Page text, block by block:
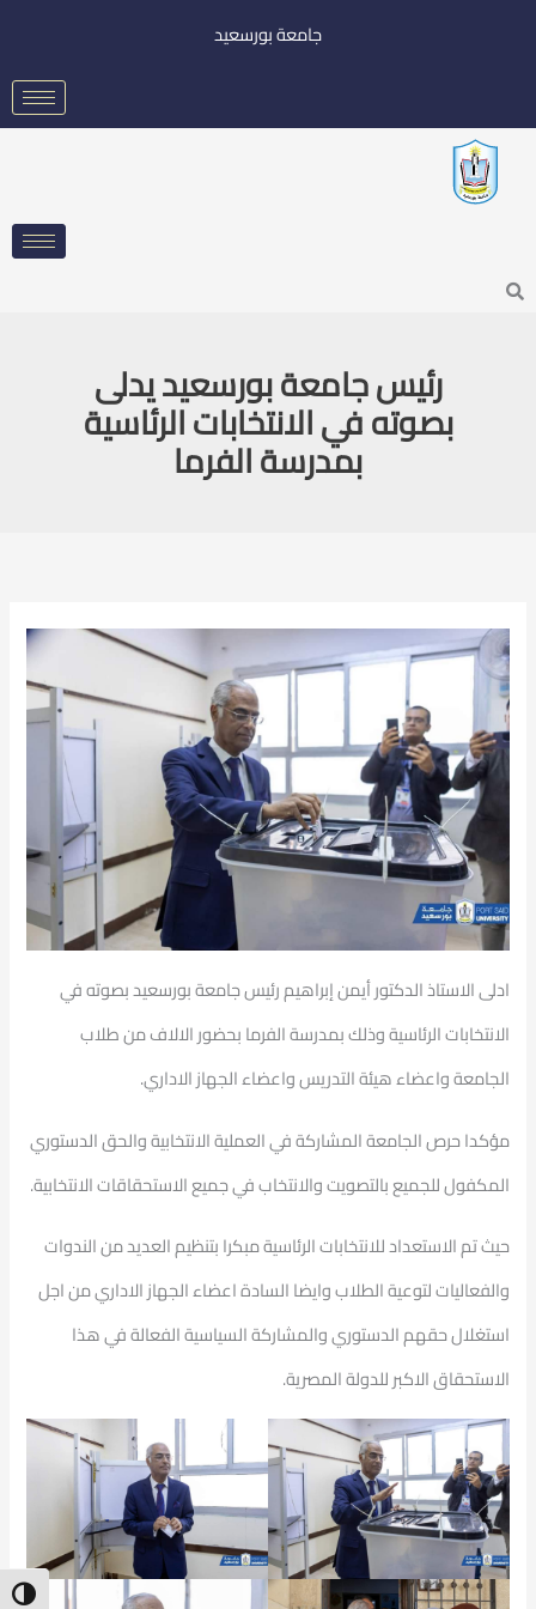
جامعة بورسعيد
Search
رئيس جامعة بورسعيد يدلى
بصوته في الانتخابات الرئاسية
بمدرسة الفرما
ادلى الاستاذ الدكتور أيمن إبراهيم رئيس جامعة بورسعيد بصوته في
الانتخابات الرئاسية وذلك بمدرسة الفرما بحضور الالاف من طلاب
الجامعة واعضاء هيئة التدريس واعضاء الجهاز الاداري.
مؤكدا حرص الجامعة المشاركة في العملية الانتخابية والحق الدستوري
المكفول للجميع بالتصويت والانتخاب في جميع الاستحقاقات الانتخابية.
حيث تم الاستعداد للانتخابات الرئاسية مبكرا بتنظيم العديد من الندوات
والفعاليات لتوعية الطلاب وايضا السادة اعضاء الجهاز الاداري من اجل
استغلال حقهم الدستوري والمشاركة السياسية الفعالة في هذا
الاستحقاق الاكبر للدولة المصرية.